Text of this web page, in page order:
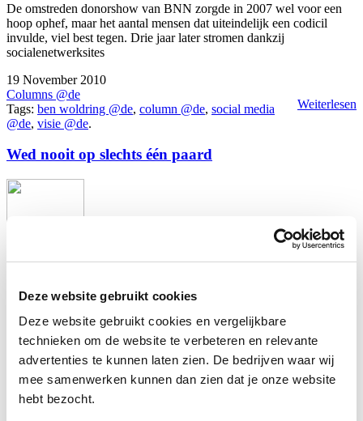
Deze website gebruikt cookies
Deze website gebruikt cookies en vergelijkbare
technieken om de website te verbeteren en relevante
advertenties te kunnen laten zien. De bedrijven waar wij
mee samenwerken kunnen dan zien dat je onze website
hebt bezocht.
De omstreden donorshow van BNN zorgde in 2007 wel voor een
hoop ophef, maar het aantal mensen dat uiteindelijk een codicil
invulde, viel best tegen. Drie jaar later stromen dankzij
socialenetwerksites
Weiterlesen
19 November 2010
Columns @de
Tags: ben woldring @de, column @de, social media
@de, visie @de.
Wed nooit op slechts één paard
Wie succesvol wil vissen, neemt verschillende soorten hengels mee
ondernemers kansen laten liggen zodra ze gaan hengelen naar
nieuwe medewerkers.
20 September 2010
Columns @de
Tags:ondernemen 2.0 @de